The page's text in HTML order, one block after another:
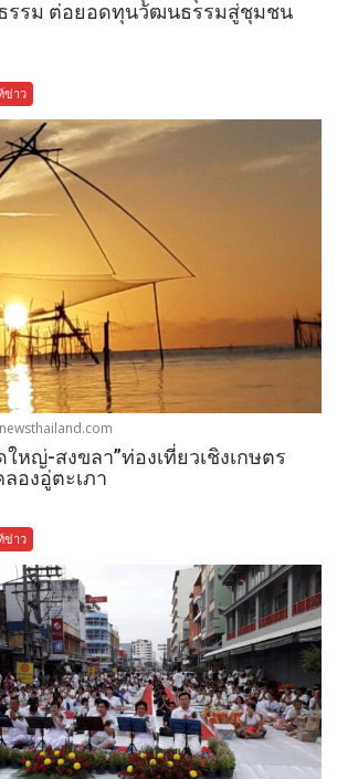
รรม ต่อยอดทุนวัฒนธรรมสู่ชุมชน
ข่าว
หญ่-สงขลา”ท่องเที่ยวเชิงเกษตร
องอู่ตะเภา
ข่าว